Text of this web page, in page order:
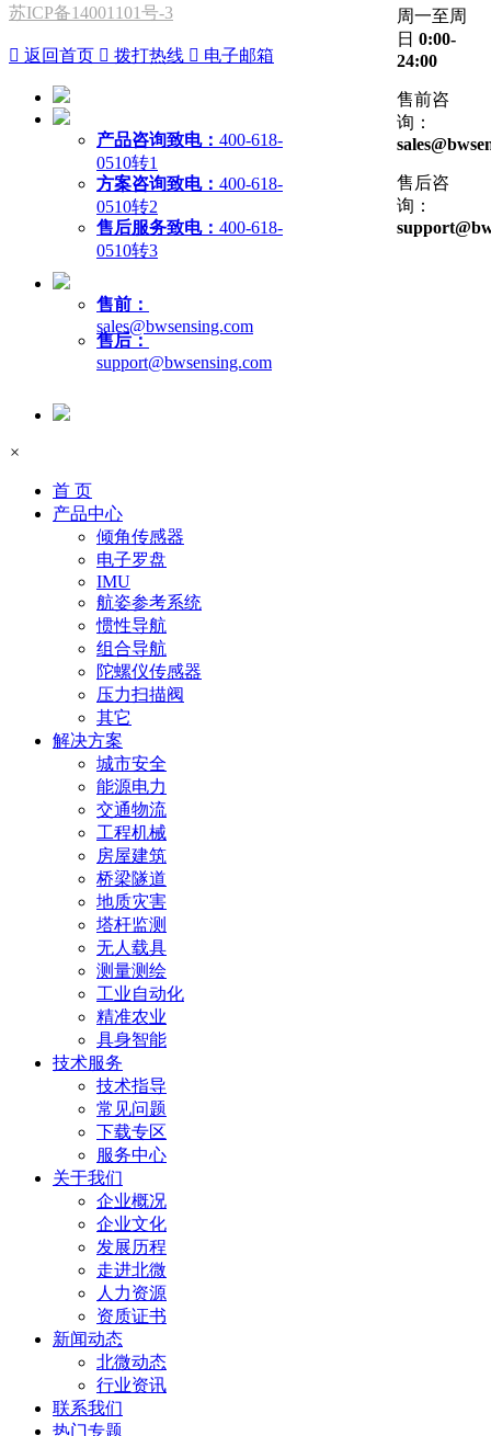
周一至周
日 0:00-
24:00
售前咨
询：
售后咨
询：
苏ICP备14001101号-3
 返回首页  拨打热线  电子邮箱
产品咨询致电： 400-618-
0510转1
方案咨询致电： 400-618-
0510转2
售后服务致电： 400-618-
0510转3
售前：
sales@bwsensing.com
售后：
support@bwsensing.com
×
首 页
产品中心
倾角传感器
电子罗盘
IMU
航姿参考系统
惯性导航
组合导航
陀螺仪传感器
压力扫描阀
其它
解决方案
城市安全
能源电力
交通物流
工程机械
房屋建筑
桥梁隧道
地质灾害
塔杆监测
无人载具
测量测绘
工业自动化
精准农业
具身智能
技术服务
技术指导
常见问题
下载专区
服务中心
关于我们
企业概况
企业文化
发展历程
走进北微
人力资源
资质证书
新闻动态
北微动态
行业资讯
联系我们
热门专题